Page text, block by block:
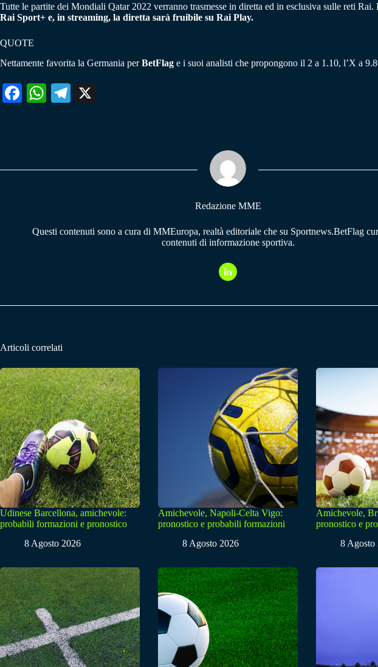
Tutte le partite dei Mondiali Qatar 2022 verranno trasmesse in diretta ed in esclusiva sulle reti Rai.
Rai Sport+ e, in streaming, la diretta sarà fruibile su Rai Play.
QUOTE
Nettamente favorita la Germania perBetFlag e i suoi analisti che propongono il 2 a 1.10, l’X a
Fa W
pp
Te
m
Redazione MME
Questi contenuti sono a cura di MMEuropa, realtà editoriale che su Sportnews.BetFlag
contenuti di informazione sportiva.
Articoli correlati
Udinese Barcellona, amichevole:
probabili formazioni e pronostico
8 Agosto 2026
Amichevole, Napoli-Celta Vigo:
pronostico e probabili formazioni
8 Agosto 2026
Amichevole,
pronostico e
8 Agosto